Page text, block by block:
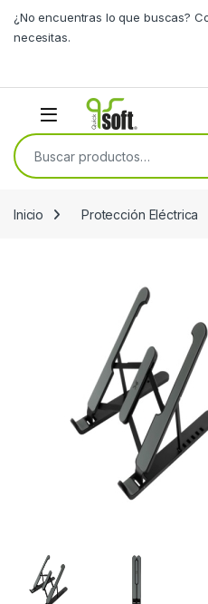
¿No encuentras lo que buscas?
necesitas.
Buscar por:
Inicio Protección Eléctrica